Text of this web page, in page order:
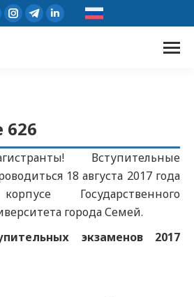
626
Вступительные
18 августа 2017 года
Государственного
города Семей.
экзаменов 2017